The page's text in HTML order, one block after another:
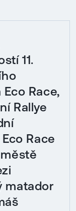
11.
Race,
Rallye
Race
matador